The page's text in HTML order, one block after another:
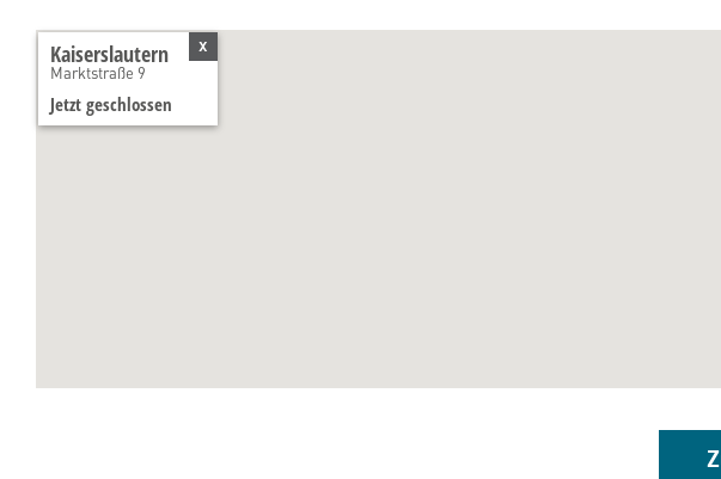
x
Kaiserslautern
Marktstraße 9
Jetzt geschlossen